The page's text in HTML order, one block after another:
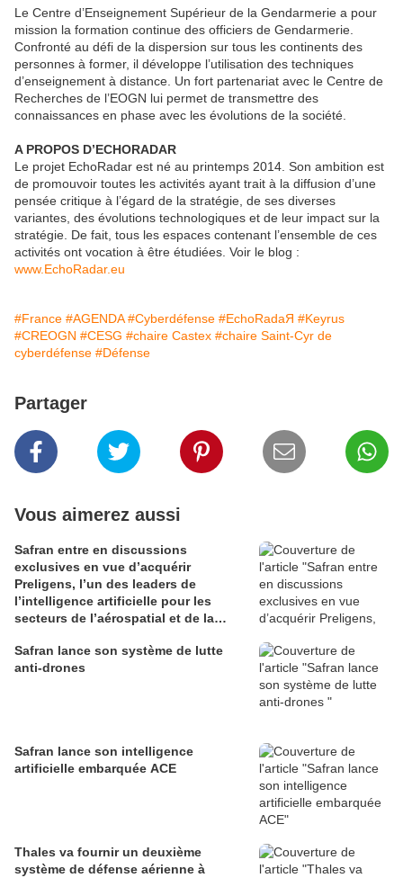
Le Centre d’Enseignement Supérieur de la Gendarmerie a pour
mission la formation continue des officiers de Gendarmerie.
Confronté au défi de la dispersion sur tous les continents des
personnes à former, il développe l’utilisation des techniques
d’enseignement à distance. Un fort partenariat avec le Centre de
Recherches de l’EOGN lui permet de transmettre des
connaissances en phase avec les évolutions de la société.
A PROPOS D’ECHORADAR
Le projet EchoRadar est né au printemps 2014. Son ambition est
de promouvoir toutes les activités ayant trait à la diffusion d’une
pensée critique à l’égard de la stratégie, de ses diverses
variantes, des évolutions technologiques et de leur impact sur la
stratégie. De fait, tous les espaces contenant l’ensemble de ces
activités ont vocation à être étudiées. Voir le blog :
www.EchoRadar.eu
#France #AGENDA #Cyberdéfense #EchoRadaЯ #Keyrus
#CREOGN #CESG #chaire Castex #chaire Saint-Cyr de
cyberdéfense #Défense
Partager
Vous aimerez aussi
Safran entre en discussions
exclusives en vue d’acquérir
Preligens, l’un des leaders de
l’intelligence artificielle pour les
secteurs de l’aérospatial et de la
Safran lance son système de lutte
anti-drones
Safran lance son intelligence
artificielle embarquée ACE
Thales va fournir un deuxième
système de défense aérienne à